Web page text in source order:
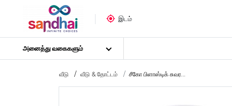
இடம்
அனைத்து வகைகளும்
வீடு வீடு & தோட்டம் சீகோ பிளாஸ்டிக் சுவர...